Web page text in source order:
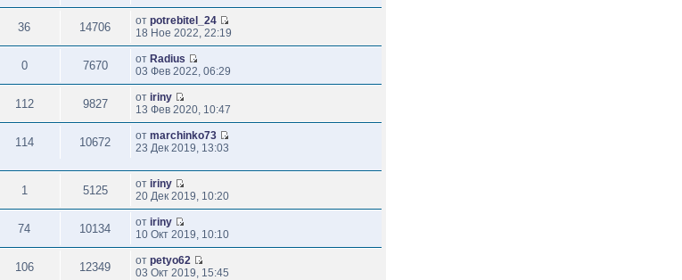
36 14706 отpotrebitel_24
18 Ное 2022, 22:19
0 7670 отRadius
03 Фев 2022, 06:29
112 9827 отiriny
13 Фев 2020, 10:47
114 10672 отmarchinko73
23 Дек 2019, 13:03
1 5125 отiriny
20 Дек 2019, 10:20
74 10134 отiriny
10 Окт 2019, 10:10
106 12349 отpetyo62
03 Окт 2019, 15:45